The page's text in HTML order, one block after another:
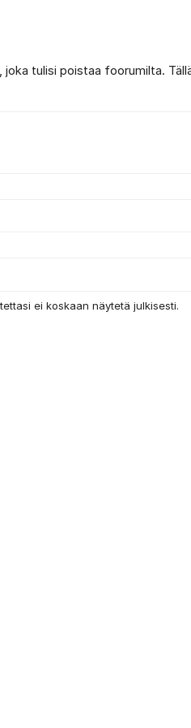
tulisi poistaa foorumilta.
ei koskaan näytetä julkisesti.